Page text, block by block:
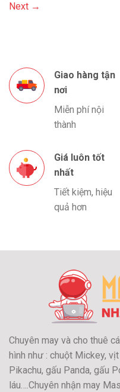
Next →
Giao hàng tận
nơi
Miễn phí nội
thành
Giá luôn tốt
nhất
Tiết kiệm, hiệu
quả hơn
Chuyên may và cho thuê
hình như : chuột Mickey,
Pikachu, gấu Panda, gấu
láu….Chuyên nhận may